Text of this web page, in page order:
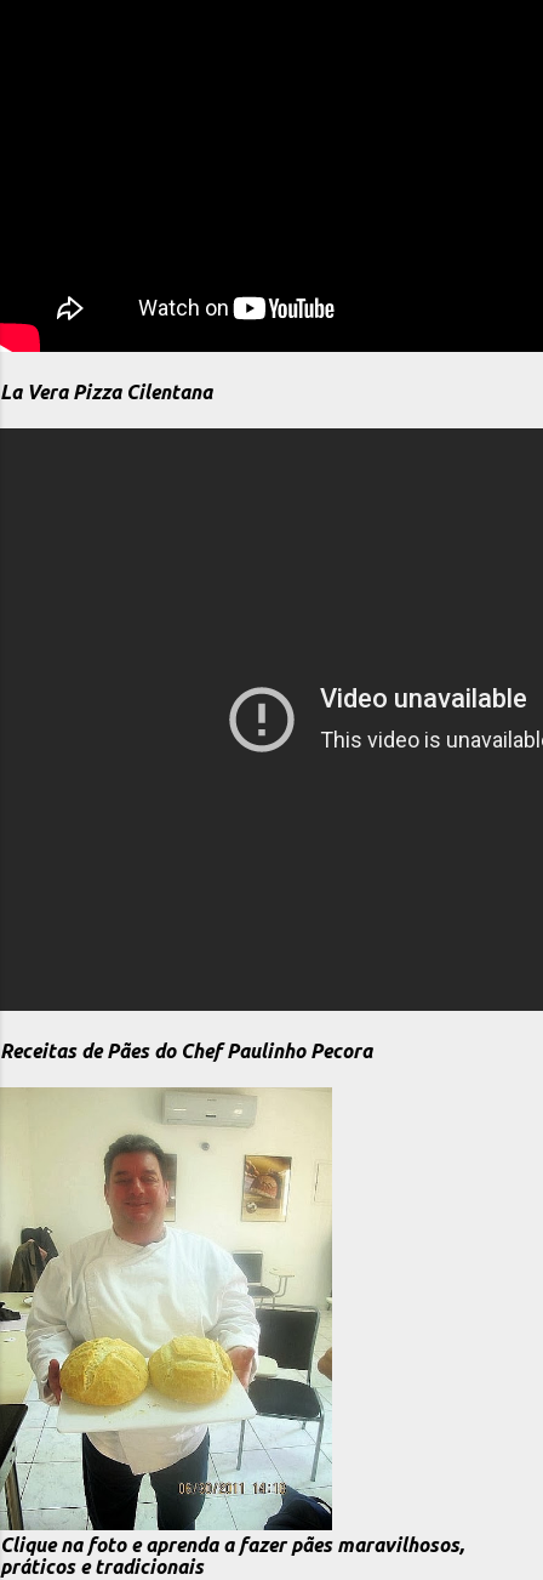
La Vera Pizza Cilentana
Receitas de Pães do Chef Paulinho Pecora
Clique na foto e aprenda a fazer pães maravilhosos,
práticos e tradicionais